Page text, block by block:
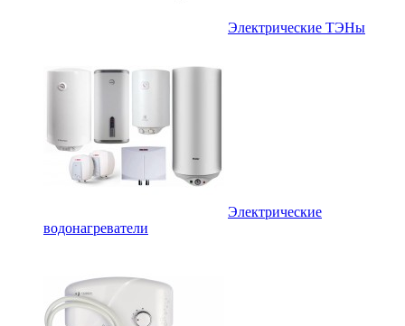
Электрические ТЭНы
Электрические
водонагреватели